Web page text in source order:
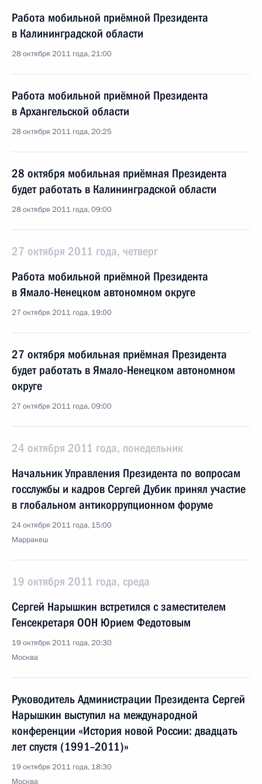
Работа мобильной приёмной Президента
в Калининградской области
28 октября 2011 года, 21:00
Работа мобильной приёмной Президента
в Архангельской области
28 октября 2011 года, 20:25
28 октября мобильная приёмная Президента
будет работать в Калининградской области
28 октября 2011 года, 09:00
27 октября 2011 года, четверг
Работа мобильной приёмной Президента
в Ямало-Ненецком автономном округе
27 октября 2011 года, 19:00
27 октября мобильная приёмная Президента
будет работать в Ямало-Ненецком автономном
округе
27 октября 2011 года, 09:00
24 октября 2011 года, понедельник
Начальник Управления Президента по вопросам
госслужбы и кадров Сергей Дубик принял участие
в глобальном антикоррупционном форуме
24 октября 2011 года, 15:00
Марракеш
19 октября 2011 года, среда
Сергей Нарышкин встретился с заместителем
Генсекретаря ООН Юрием Федотовым
19 октября 2011 года, 20:30
Москва
Руководитель Администрации Президента Сергей
Нарышкин выступил на международной
конференции «История новой России: двадцать
лет спустя (1991–2011)»
19 октября 2011 года, 18:30
Москва